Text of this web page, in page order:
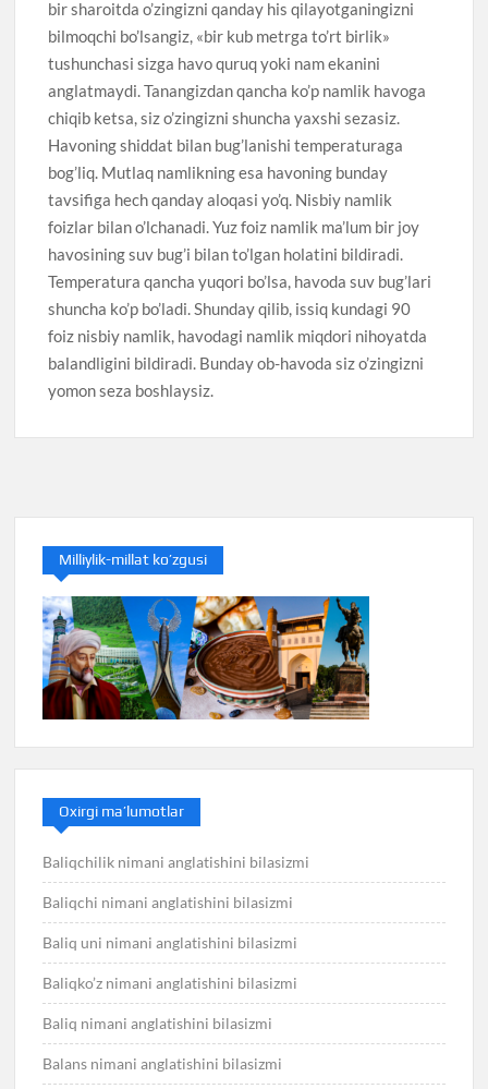
bir sharoitda o’zingizni qanday his qilayotganingizni
bilmoqchi bo’lsangiz, «bir kub metrga to’rt birlik»
tushunchasi sizga havo quruq yoki nam ekanini
anglatmaydi. Tanangizdan qancha ko’p namlik havoga
chiqib ketsa, siz o’zingizni shuncha yaxshi sezasiz.
Havoning shiddat bilan bug’lanishi temperaturaga
bog’liq. Mutlaq namlikning esa havoning bunday
tavsifiga hech qanday aloqasi yo’q. Nisbiy namlik
foizlar bilan o’lchanadi. Yuz foiz namlik ma’lum bir joy
havosining suv bug’i bilan to’lgan holatini bildiradi.
Temperatura qancha yuqori bo’lsa, havoda suv bug’lari
shuncha ko’p bo’ladi. Shunday qilib, issiq kundagi 90
foiz nisbiy namlik, havodagi namlik miqdori nihoyatda
balandligini bildiradi. Bunday ob-havoda siz o’zingizni
yomon seza boshlaysiz.
Milliylik-millat ko’zgusi
Oxirgi ma’lumotlar
Baliqchilik nimani anglatishini bilasizmi
Baliqchi nimani anglatishini bilasizmi
Baliq uni nimani anglatishini bilasizmi
Baliqko’z nimani anglatishini bilasizmi
Baliq nimani anglatishini bilasizmi
Balans nimani anglatishini bilasizmi